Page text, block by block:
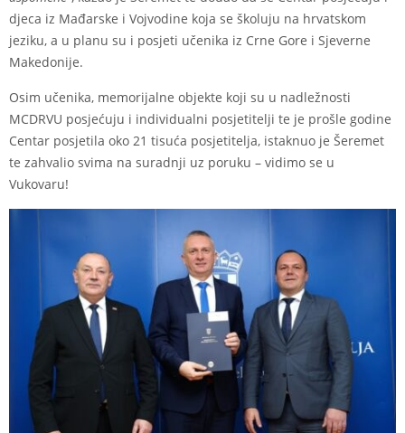
djeca iz Mađarske i Vojvodine koja se školuju na hrvatskom
jeziku, a u planu su i posjeti učenika iz Crne Gore i Sjeverne
Makedonije.
Osim učenika, memorijalne objekte koji su u nadležnosti
MCDRVU posjećuju i individualni posjetitelji te je prošle godine
Centar posjetila oko 21 tisuća posjetitelja, istaknuo je Šeremet
te zahvalio svima na suradnji uz poruku – vidimo se u
Vukovaru!